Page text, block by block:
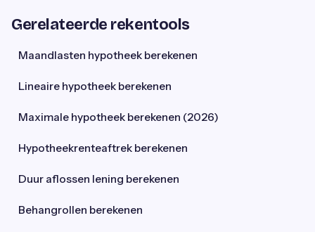
Gerelateerde rekentools
Maandlasten hypotheek berekenen
Lineaire hypotheek berekenen
Maximale hypotheek berekenen (2026)
Hypotheekrenteaftrek berekenen
Duur aflossen lening berekenen
Behangrollen berekenen